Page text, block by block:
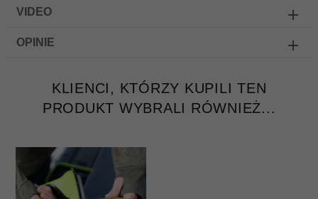
VIDEO
OPINIE
KLIENCI, KTÓRZY KUPILI TEN
PRODUKT WYBRALI RÓWNIEŻ...